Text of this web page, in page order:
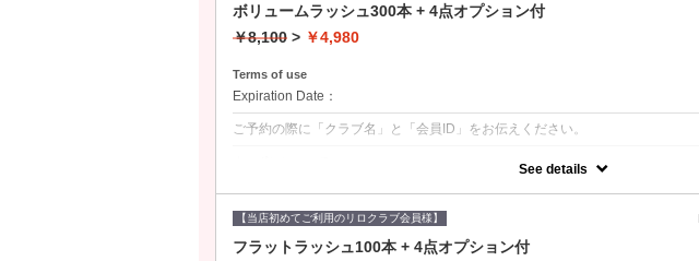
ボリュームラッシュ300本 + 4点オプション付
￥8,100 > ￥4,980
Terms of use
Expiration Date：
ご予約の際に「クラブ名」と「会員ID」をお伝えください。
・4点オプション付き
①オフ②アイシャンプー③コーティング仕上げ④アイパック2枚付き
See details
【当店初めてご利用のリロクラブ会員様】
フラットラッシュ100本 + 4点オプション付